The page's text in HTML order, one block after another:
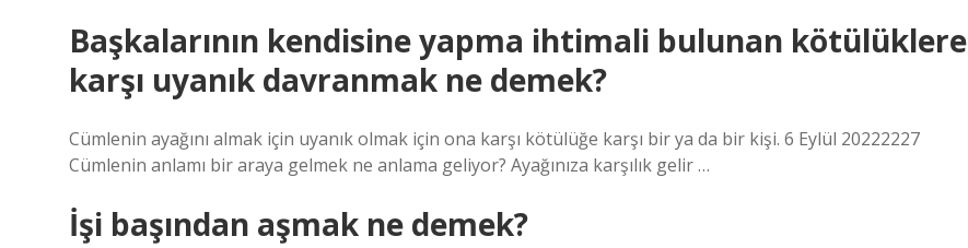
Başkalarının kendisine yapma ihtimali bulunan kötülüklere
karşı uyanık davranmak ne demek?
Cümlenin ayağını almak için uyanık olmak için ona karşı kötülüğe karşı bir ya da bir kişi. 6 Eylül 20222227
Cümlenin anlamı bir araya gelmek ne anlama geliyor? Ayağınıza karşılık gelir …
İşi başından aşmak ne demek?